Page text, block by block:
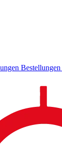
Bestellungen